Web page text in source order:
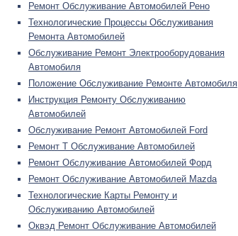
Ремонт Обслуживание Автомобилей Рено
Технологические Процессы Обслуживания
Ремонта Автомобилей
Обслуживание Ремонт Электрооборудования
Автомобиля
Положение Обслуживание Ремонте Автомобиля
Инструкция Ремонту Обслуживанию
Автомобилей
Обслуживание Ремонт Автомобилей Ford
Ремонт Т Обслуживание Автомобилей
Ремонт Обслуживание Автомобилей Форд
Ремонт Обслуживание Автомобилей Mazda
Технологические Карты Ремонту и
Обслуживанию Автомобилей
Оквэд Ремонт Обслуживание Автомобилей